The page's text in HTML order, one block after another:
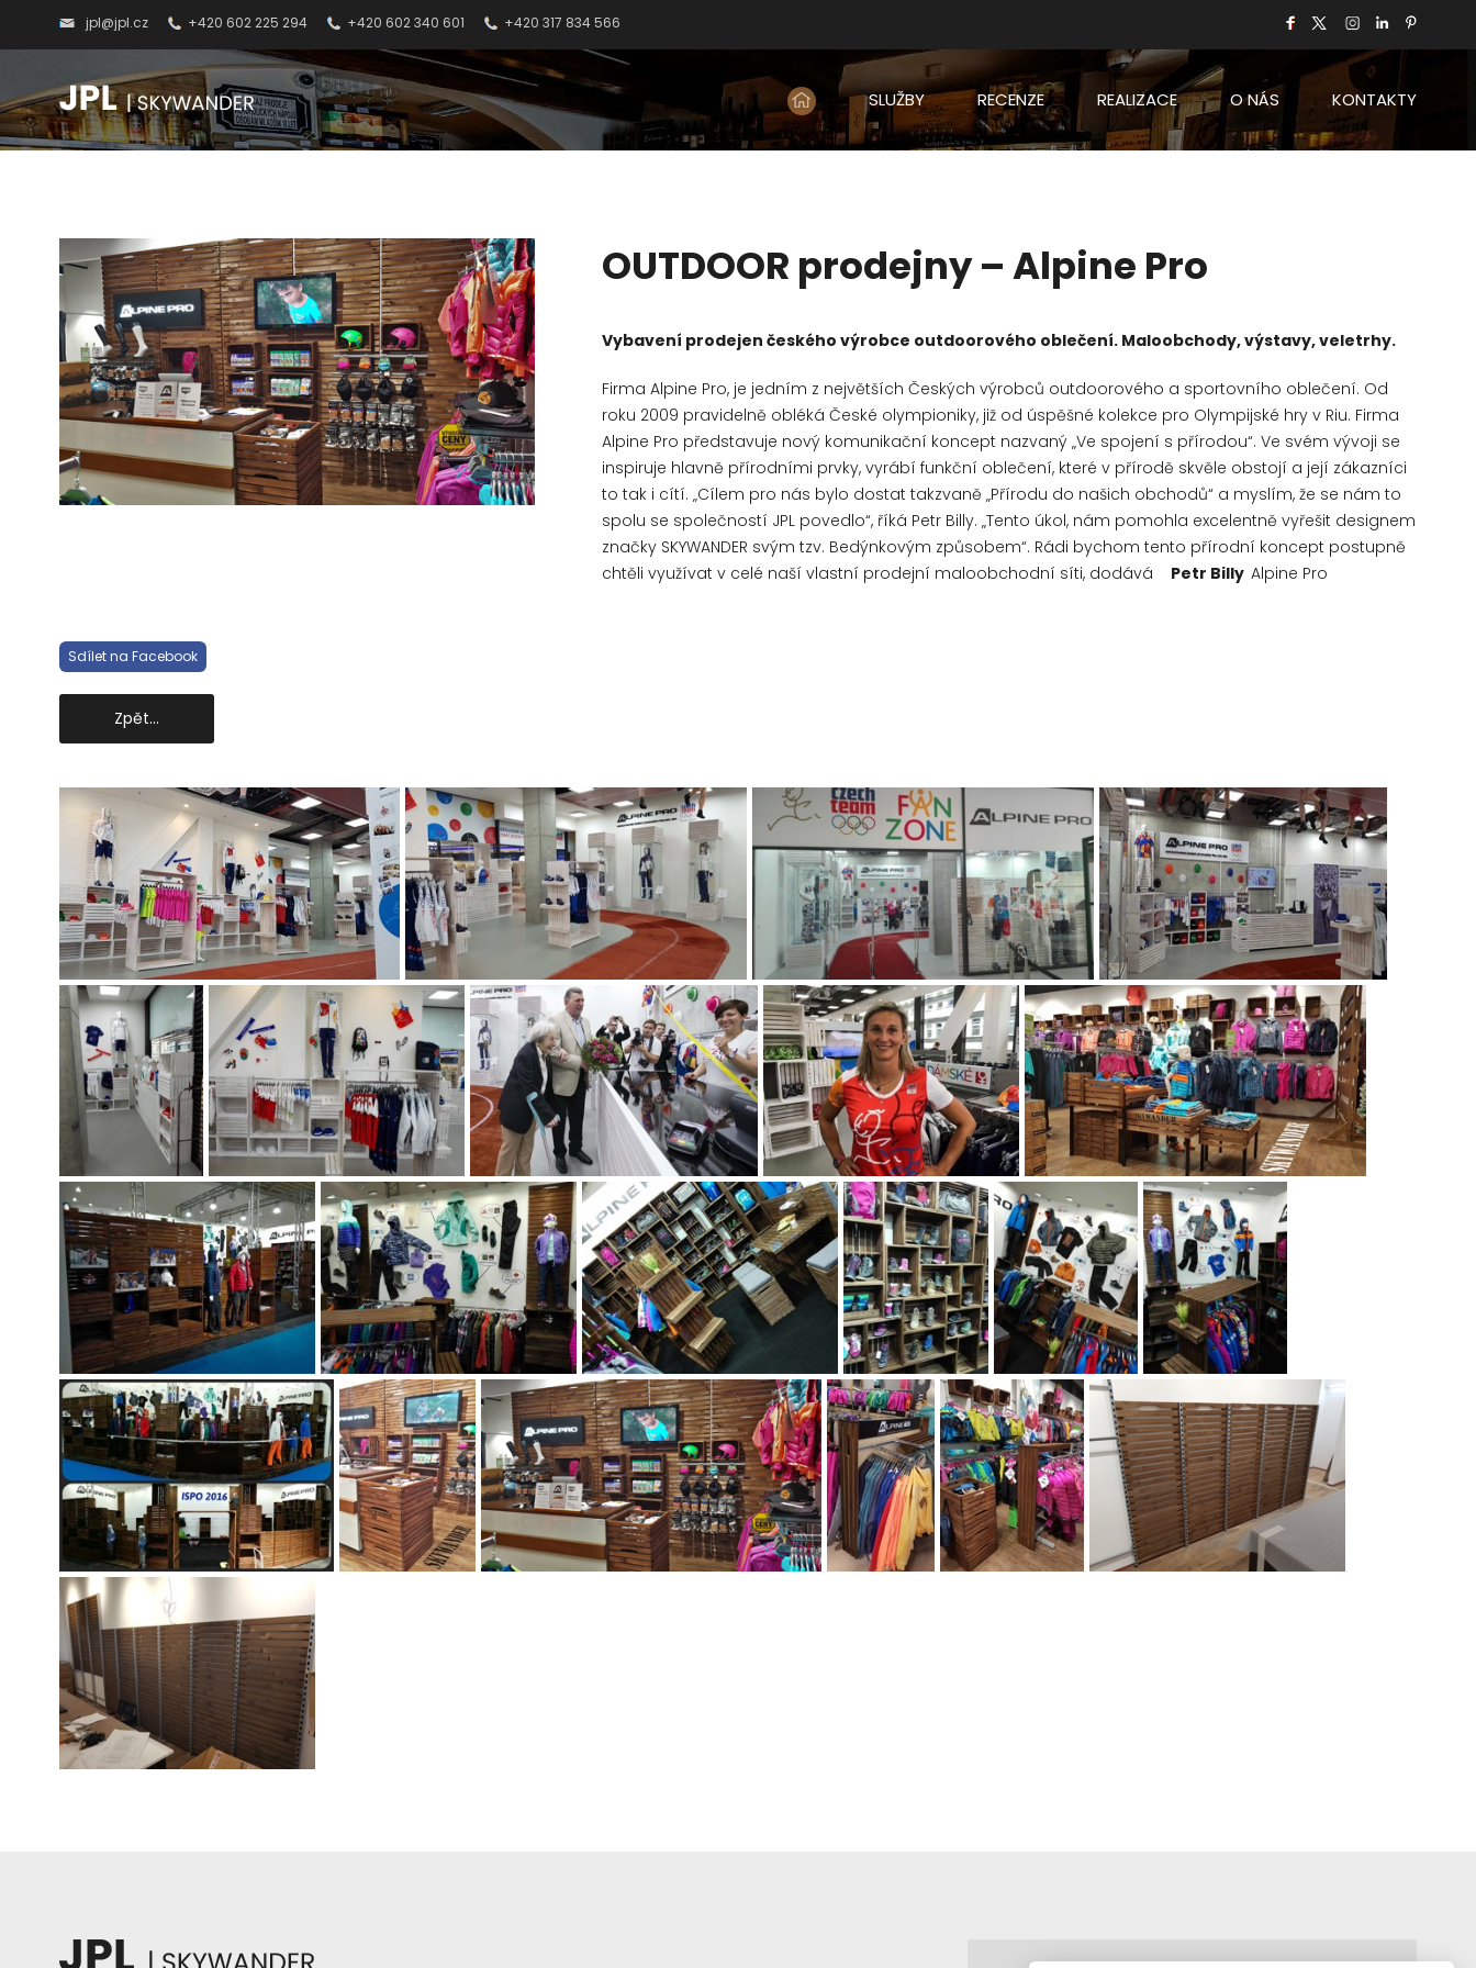
jpl@jpl.cz +420 602 225 294 +420 602 340 601 +420 317 834 566
SLUŽBY RECENZE REALIZACE O NÁS KONTAKTY
OUTDOOR prodejny – Alpine Pro
Vybavení prodejen českého výrobce outdoorového oblečení. Maloobchody, výstavy, veletrhy.
Firma Alpine Pro, je jedním z největších Českých výrobců outdoorového a sportovního oblečení. Od
roku 2009 pravidelně obléká České olympioniky, již od úspěšné kolekce pro Olympijské hry v Riu. Firma
Alpine Pro představuje nový komunikační koncept nazvaný „Ve spojení s přírodou“. Ve svém vývoji se
inspiruje hlavně přírodními prvky, vyrábí funkční oblečení, které v přírodě skvěle obstojí a její zákazníci
to tak i cítí. „Cílem pro nás bylo dostat takzvaně „Přírodu do našich obchodů“ a myslím, že se nám to
spolu se společností JPL povedlo“, říká Petr Billy. „Tento úkol, nám pomohla excelentně vyřešit designem
značky SKYWANDER svým tzv. Bedýnkovým způsobem“. Rádi bychom tento přírodní koncept postupně
chtěli využívat v celé naší vlastní prodejní maloobchodní síti, dodává
Petr BillyAlpine Pro
Sdílet na Facebook
Zpět...